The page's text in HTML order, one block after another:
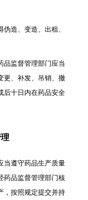
造、变造、出租、
品监督管理部门应当
更、补发、吊销、撤
后十日内在药品安全
当遵守药品生产质量
药品监督管理部门核
，按照规定提交并持